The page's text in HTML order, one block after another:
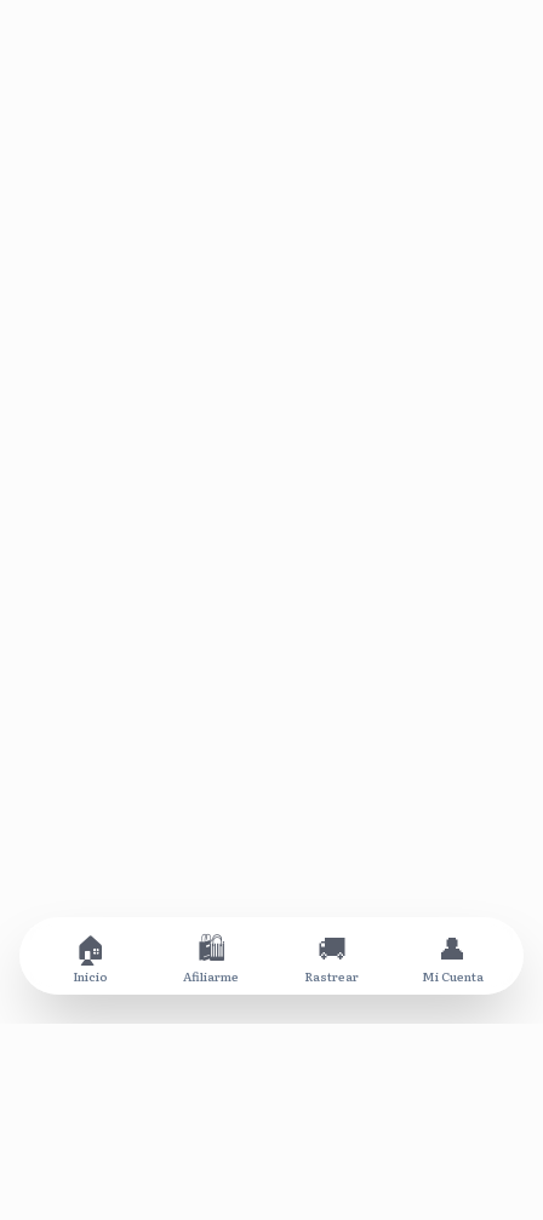
🏠
Inicio
🛍️
Afiliarme
🚚
Rastrear
👤
Mi Cuenta